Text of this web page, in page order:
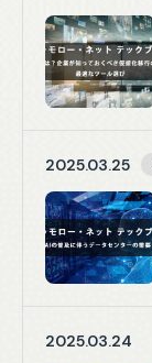
2025.03.25
2025.03.24